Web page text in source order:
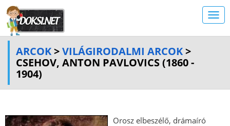
ARCOK>VILÁGIRODALMI ARCOK>
CSEHOV, ANTON PAVLOVICS (1860 -
1904)
Orosz elbeszélő, drámaíró